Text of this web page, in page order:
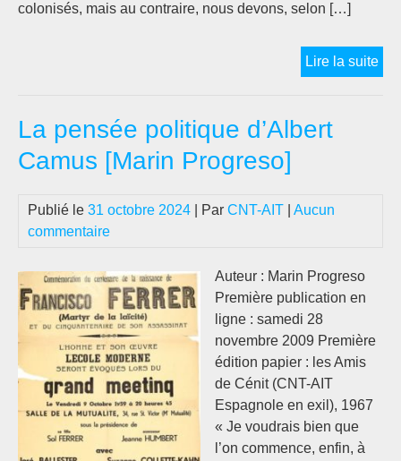
colonisés, mais au contraire, nous devons, selon […]
Lire la suite
La pensée politique d’Albert
Camus [Marin Progreso]
Publié le 31 octobre 2024 | Par CNT-AIT
Aucun
commentaire
Auteur : Marin Progreso
Première publication en
ligne : samedi 28
novembre 2009 Première
édition papier : les Amis
de Cénit (CNT-AIT
Espagnole en exil), 1967
« Je voudrais bien que
l’on commence, enfin, à